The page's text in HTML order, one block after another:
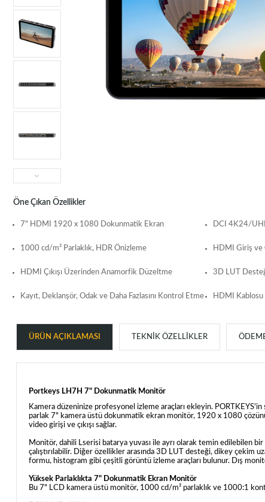
Öne Çıkan Özellikler
7" HDMI 1920 x 1080 Dokunmatik Ekran DCI 4K24/
1000 cd/m² Parlaklık, HDR Önizleme HDMI Giriş ve
HDMI Çıkışı Üzerinden Anamorfik Düzeltme 3D LUT
Kayıt, Deklanşör, Odak ve Daha Fazlasını Kontrol Etme HDMI Kablosu
ÜRÜN AÇIKLAMASI TEKNIK ÖZELLIKLER
Portkeys LH7H 7" Dokunmatik Monitör
Kamera düzeninize profesyonel izleme araçları ekleyin.
parlak 7" kamera üstü dokunmatik ekran monitör, 1920 x 1080
video girişi ve çıkışı sağlar.
Monitör, dahili Lserisi batarya yuvası ile ayrı olarak temin edilebilen bir
çalıştırılabilir. Diğer özellikler arasında 3D LUT desteği, dikey çekim
formu, histogram gibi çeşitli görüntü izleme araçları bulunur. Dış
Yüksek Parlaklıkta 7" Dokunmatik Ekran Monitör
Bu 7" LCD kamera üstü monitör, 1000 cd/m² parlaklık ve 1000:1